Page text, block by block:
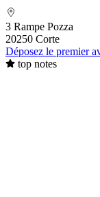
secondaire
3 Rampe Pozza
20250 Corte
Déposez le premier
top notes